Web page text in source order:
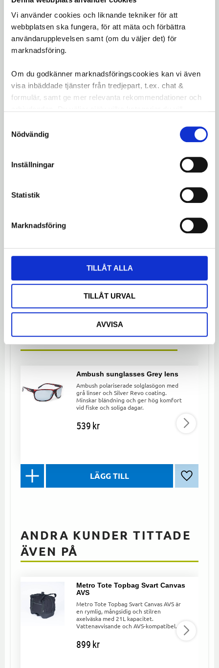
Vi använder cookies och liknande tekniker för att
webbplatsen ska fungera, för att mäta och förbättra
användarupplevelsen samt (om du väljer det) för
marknadsföring.
Om du godkänner marknadsföringscookies kan vi även
visa inbäddade tjänster från tredjepart, t.ex. chat &
formulär, samt ge mer relevanta rekommendationer och
Nödvändig
Inställningar
Statistik
Marknadsföring
TILLÅT ALLA
TILLÅT URVAL
AVVISA
Förstoringsgrad:
+2.0 (även tillgänglig i
+3.0)
Användningsområde:För detaljerat arbete
som flugbyte eller att reda ut "vindknutar"
Innehåll:
Guideline Clip-On Magnifier 2x ger dig den extra
synhjälp du behöver för att enkelt hantera små
detaljer under fiske eller liknande aktiviteter.
Facebook
TwitterLinkedIn
Bli den första att lämna ett omdöme.
LIKNANDE PRODUKTER
Ambush sunglasses Grey lens
Ambush polariserade solglasögon med
grå linser och Silver Revo coating.
Minskar bländning och ger hög komfort
vid fiske och soliga dagar.
539kr
Lägg till
ANDRA KUNDER TITTADE
ÄVEN PÅ
Metro Tote Topbag Svart Canvas
AVS
Metro Tote Topbag Svart Canvas AVS är
en rymlig, mångsidig och stilren
axelväska med 21L kapacitet.
Vattenavvisande och AVS-kompatibel.
899kr